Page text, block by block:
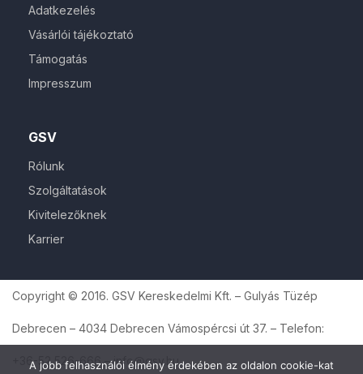
GSV
Rólunk
Szolgáltatások
Kivitelezőknek
Karrier
Adatkezelés
Vásárlói tájékoztató
Támogatás
Impresszum
Copyright © 2016. GSV Kereskedelmi Kft. – Gulyás Tüzép
Debrecen – 4034 Debrecen Vámospércsi út 37. – Telefon:
+36-52 526-666 – info@gsv.hu
A jobb felhasználói élmény érdekében az oldalon cookie-kat